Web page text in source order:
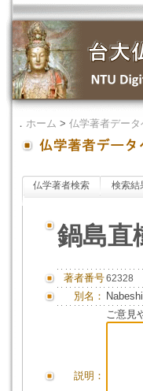
． ホーム > 仏学著者データ
仏学著者検索 検索結
鍋島直
著者番号62328
別名：
説明：
ご意見